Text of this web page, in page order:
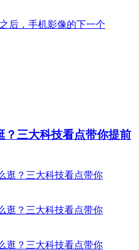
？三大科技看点带你提前